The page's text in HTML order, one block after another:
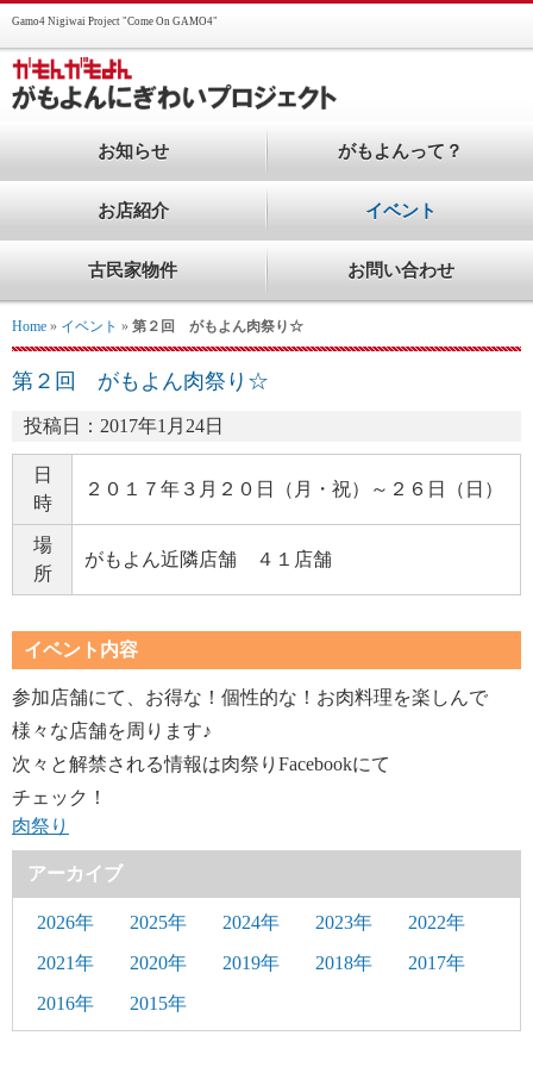
Gamo4 Nigiwai Project "Come On GAMO4"
お知らせ がもよんって？
お店紹介 イベント
古民家物件 お問い合わせ
Home » イベント » 第２回 がもよん肉祭り☆
第２回 がもよん肉祭り☆
投稿日：2017年1月24日
日
時
２０１７年３月２０日（月・祝）～２６日（日）
場
所
がもよん近隣店舗 ４１店舗
イベント内容
参加店舗にて、お得な！個性的な！お肉料理を楽しんで
様々な店舗を周ります♪
次々と解禁される情報は肉祭りFacebookにて
チェック！
肉祭り
アーカイブ
2026年 2025年 2024年 2023年
2022年
2021年
2020年 2019年 2018年
2017年
2016年
2015年